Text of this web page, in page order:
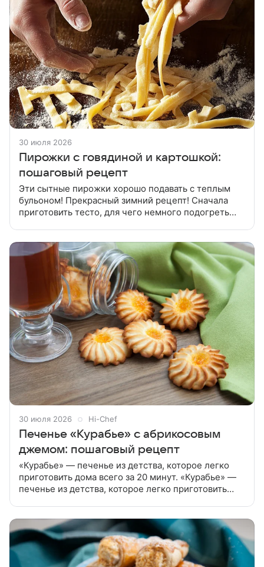
30 июля 2026
Пирожки с говядиной и картошкой:
пошаговый рецепт
Эти сытные пирожки хорошо подавать с теплым
бульоном! Прекрасный зимний рецепт! Сначала
приготовить тесто, для чего немного подогреть
30 июля 2026 Hi-Chef
Печенье «Курабье» с абрикосовым
джемом: пошаговый рецепт
«Курабье» — печенье из детства, которое легко
приготовить дома всего за 20 минут. «Курабье» —
печенье из детства, которое легко приготовить